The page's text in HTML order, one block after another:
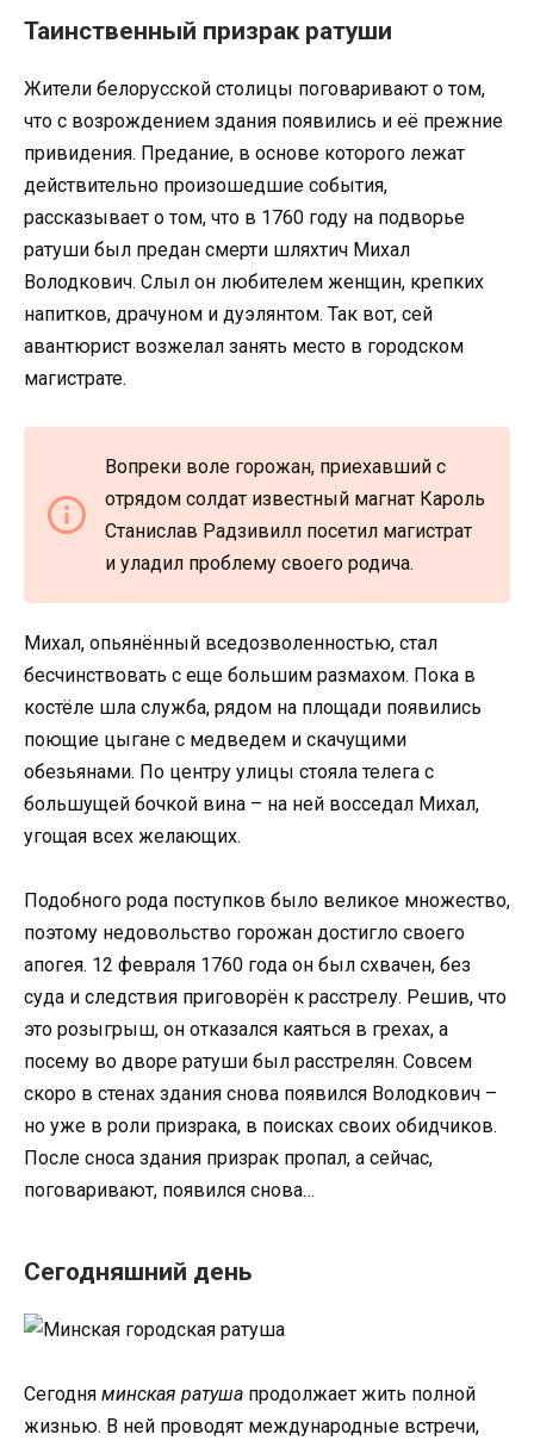
Таинственный призрак ратуши
Жители белорусской столицы поговаривают о том,
что с возрождением здания появились и её прежние
привидения. Предание, в основе которого лежат
действительно произошедшие события,
рассказывает о том, что в 1760 году на подворье
ратуши был предан смерти шляхтич Михал
Володкович. Слыл он любителем женщин, крепких
напитков, драчуном и дуэлянтом. Так вот, сей
авантюрист возжелал занять место в городском
магистрате.
Вопреки воле горожан, приехавший с
отрядом солдат известный магнат Кароль
Станислав Радзивилл посетил магистрат
и уладил проблему своего родича.
Михал, опьянённый вседозволенностью, стал
бесчинствовать с еще большим размахом. Пока в
костёле шла служба, рядом на площади появились
поющие цыгане с медведем и скачущими
обезьянами. По центру улицы стояла телега с
большущей бочкой вина – на ней восседал Михал,
угощая всех желающих.
Подобного рода поступков было великое множество,
поэтому недовольство горожан достигло своего
апогея. 12 февраля 1760 года он был схвачен, без
суда и следствия приговорён к расстрелу. Решив, что
это розыгрыш, он отказался каяться в грехах, а
посему во дворе ратуши был расстрелян. Совсем
скоро в стенах здания снова появился Володкович –
но уже в роли призрака, в поисках своих обидчиков.
После сноса здания призрак пропал, а сейчас,
поговаривают, появился снова…
Сегодняшний день
Сегодня минская ратуша продолжает жить полной
жизнью. В ней проводят международные встречи,